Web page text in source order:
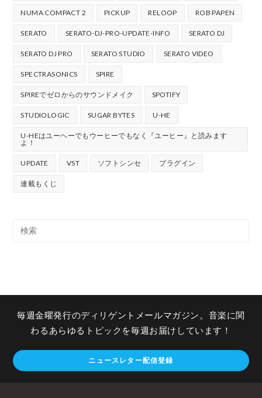
NUMA COMPACT 2 PICKUP RELOOP ROB PAPEN
SERATO SERATO-DJ-PRO-UPDATE-INFO SERATO DJ
SERATO DJ PRO SERATO STUDIO SERATO VIDEO
SPECTRASONICS SPIRE
SPIREでゼロからのサウンドメイク SPOTIFY
STUDIOLOGIC SUGAR BYTES U-HE
U-HEはユーヘーでもウーヒーでもなく『ユーヒー』と読みます
よ！
UPDATE VST ソフトシンセ プラグイン
連載もくじ
毎週金曜発行のディリゲントメールマガジン。音楽に関
わるあらゆるトピックを毎週お届けしています！
ニュースレター配信登録